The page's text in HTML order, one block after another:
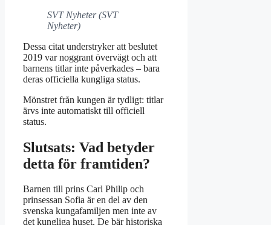
SVT Nyheter (SVT
Nyheter)
Dessa citat understryker att beslutet
2019 var noggrant övervägt och att
barnens titlar inte påverkades – bara
deras officiella kungliga status.
Mönstret från kungen är tydligt: titlar
ärvs inte automatiskt till officiell
status.
Slutsats: Vad betyder
detta för framtiden?
Barnen till prins Carl Philip och
prinsessan Sofia är en del av den
svenska kungafamiljen men inte av
det kungliga huset. De bär historiska